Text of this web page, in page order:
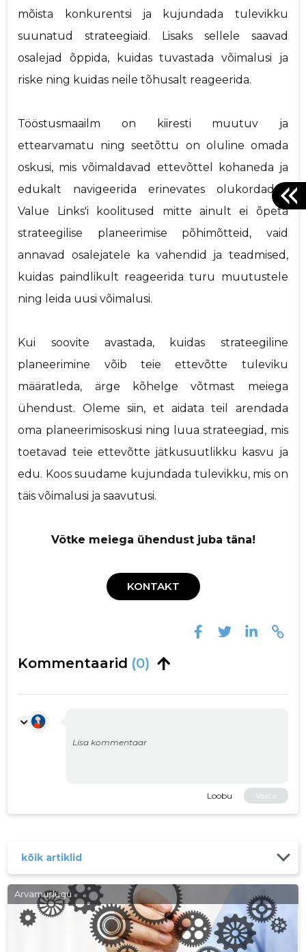
mõista konkurentsi ja kujundada tulevikku
suunatud strateegiaid. Lisaks sellele saavad
osalejad õppida, kuidas tuvastada võimalusi ja
riske ning kuidas neile tõhusalt reageerida.
Tööstusmaailm on kiiresti muutuv ja
ettearvamatu ning seetõttu on oluline omada
oskusi, mis võimaldavad ettevõttel kohaneda ja
edukalt navigeerida erinevates olukordades.
Value Links'i koolitused mitte ainult ei õpeta
strateegilise planeerimise põhimõtteid, vaid
annavad osalejatele ka vahendid ja teadmised,
kuidas paindlikult reageerida turu muutustele
ning leida uusi võimalusi.
Kui soovite avastada, kuidas strateegiline
planeerimine võib teie ettevõtte tuleviku
määratleda, ärge kõhelge võtmast meiega
ühendust. Oleme siin, et aidata teil arendada
oma planeerimisoskusi ning luua strateegiad, mis
toetavad teie ettevõtte jätkusuutlikku kasvu ja
edu. Koos suudame kujundada tulevikku, mis on
täis võimalusi ja saavutusi.
Võtke meiega ühendust juba täna!
KONTAKT
Kommentaarid (0)
Loobu Vasta
kõik artiklid
Arvamuslugu